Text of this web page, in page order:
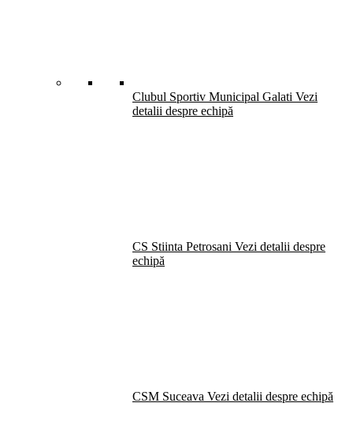
Clubul Sportiv Municipal Galati Vezi
detalii despre echipă
CS Stiinta Petrosani Vezi detalii despre
echipă
CSM Suceava Vezi detalii despre echipă